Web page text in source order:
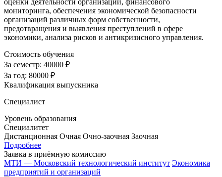
оценки деятельности организации, финансового
мониторинга, обеспечения экономической безопасности
организаций различных форм собственности,
предотвращения и выявления преступлений в сфере
экономики, анализа рисков и антикризисного управления.
Стоимость обучения
За семестр: 40000 ₽
За год: 80000 ₽
Квалификация выпускника
Специалист
Уровень образования
Специалитет
Дистанционная Очная Очно-заочная Заочная
Подробнее
Заявка в приёмную комиссию
МТИ — Московский технологический институт Экономика
предприятий и организаций